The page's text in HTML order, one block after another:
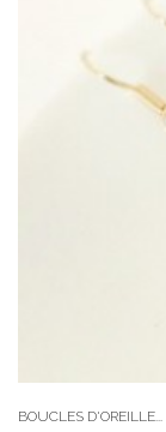
BOUCLES D'OREILLE...